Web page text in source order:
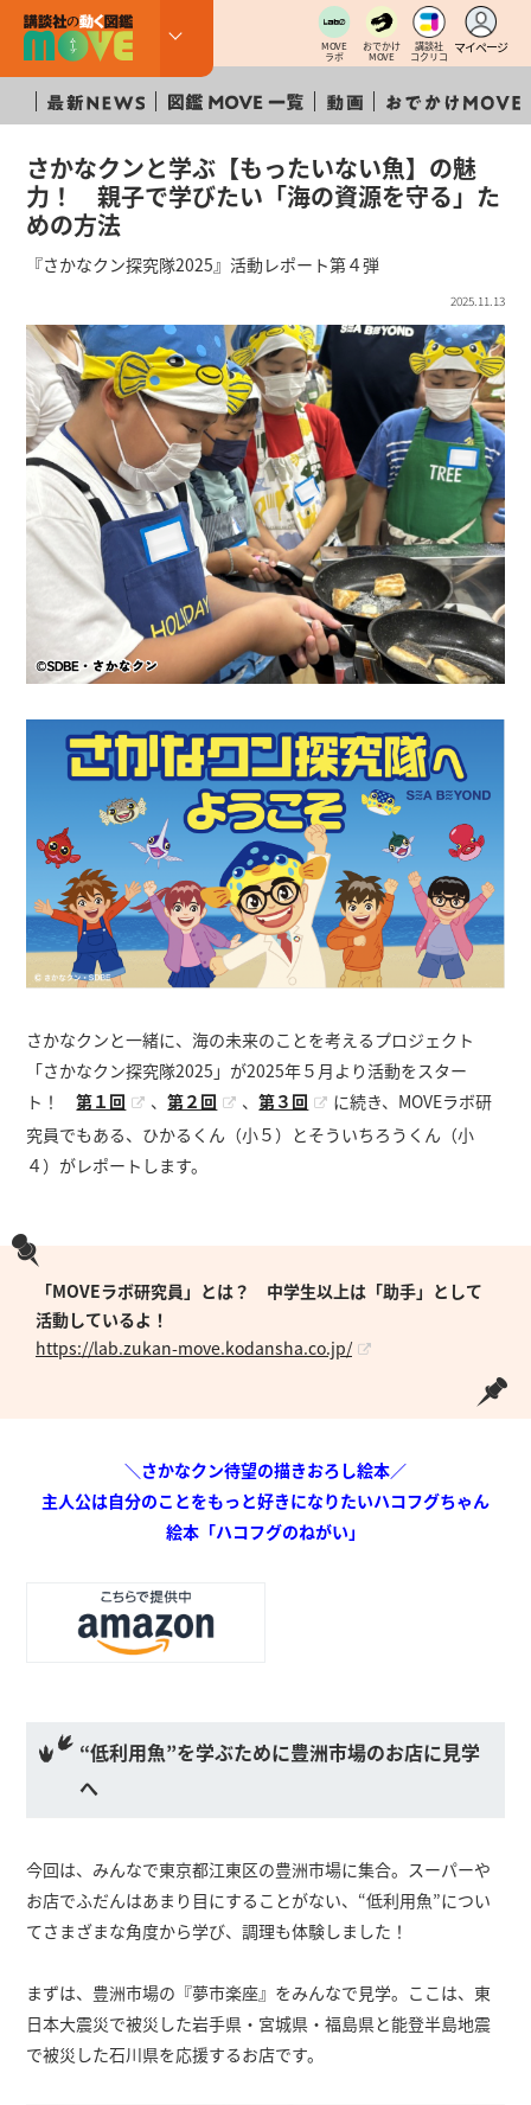
MOVE
ラボ
おでかけ
MOVE
講談社
コクリコ
マイページ
さかなクンと学ぶ【もったいない魚】の魅
力！ 親子で学びたい「海の資源を守る」た
めの方法
『さかなクン探究隊2025』活動レポート第４弾
2025.11.13
さかなクンと一緒に、海の未来のことを考えるプロジェクト
「さかなクン探究隊2025」が2025年５月より活動をスター
ト！第１回 、第２回 、第３回
に続き、MOVEラボ研
究員でもある、ひかるくん（小５）とそういちろうくん（小
４）がレポートします。
「MOVEラボ研究員」とは？ 中学生以上は「助手」として
活動しているよ！
https://lab.zukan-move.kodansha.co.jp/
＼さかなクン待望の描きおろし絵本／
主人公は自分のことをもっと好きになりたいハコフグちゃん
絵本「ハコフグのねがい」
“低利用魚”を学ぶために豊洲市場のお店に見学
へ
今回は、みんなで東京都江東区の豊洲市場に集合。スーパーや
お店でふだんはあまり目にすることがない、“低利用魚”につい
てさまざまな角度から学び、調理も体験しました！
まずは、豊洲市場の『夢市楽座』をみんなで見学。ここは、東
日本大震災で被災した岩手県・宮城県・福島県と能登半島地震
で被災した石川県を応援するお店です。